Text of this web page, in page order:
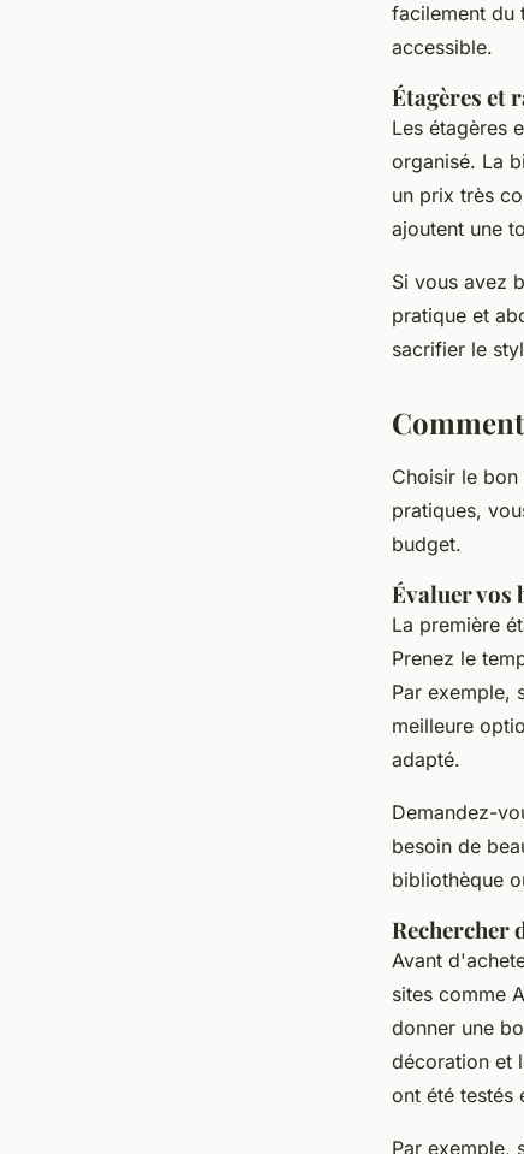
facilement du
accessible.
Étagères et
Les étagères
organisé. La
un prix très
ajoutent une
Si vous avez
pratique et
sacrifier le
Choisir le
pratiques,
budget.
Évaluer vos
La première
Prenez le
Par exemple,
meilleure
adapté.
Demandez-
besoin de
bibliothèque
Rechercher
Avant
sites comme
donner une
décoration et
ont été testés
Par exemple,